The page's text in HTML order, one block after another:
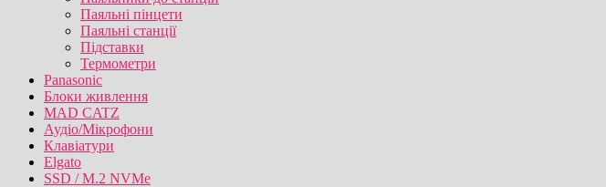
Паяльні пінцети
Паяльні станції
Підставки
Термометри
Panasonic
Блоки живлення
MAD CATZ
Аудіо/Мікрофони
Клавіатури
Elgato
SSD / M.2 NVMe